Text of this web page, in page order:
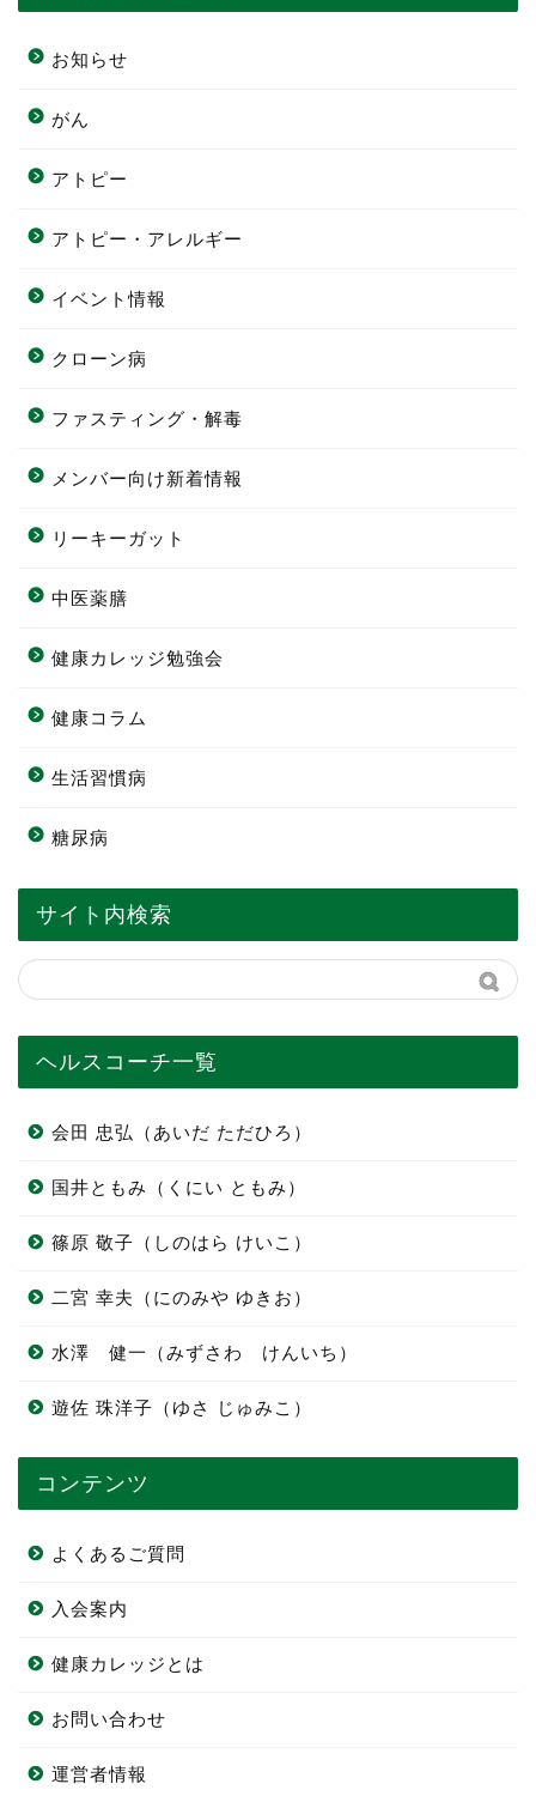
お知らせ
がん
アトピー
アトピー・アレルギー
イベント情報
クローン病
ファスティング・解毒
メンバー向け新着情報
リーキーガット
中医薬膳
健康カレッジ勉強会
健康コラム
生活習慣病
糖尿病
サイト内検索
ヘルスコーチ一覧
会田 忠弘（あいだ ただひろ）
国井ともみ（くにい ともみ）
篠原 敬子（しのはら けいこ）
二宮 幸夫（にのみや ゆきお）
水澤 健一（みずさわ けんいち）
遊佐 珠洋子（ゆさ じゅみこ）
コンテンツ
よくあるご質問
入会案内
健康カレッジとは
お問い合わせ
運営者情報